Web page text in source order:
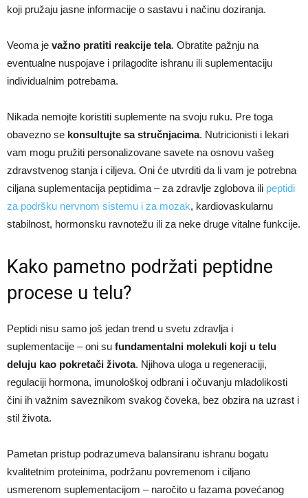
koji pružaju jasne informacije o sastavu i načinu doziranja.
Veoma je važno pratiti reakcije tela. Obratite pažnju na
eventualne nuspojave i prilagodite ishranu ili suplementaciju
individualnim potrebama.​
Nikada nemojte koristiti suplemente na svoju ruku. Pre toga
obavezno se konsultujte sa stručnjacima. Nutricionisti i lekari
vam mogu pružiti personalizovane savete na osnovu vašeg
zdravstvenog stanja i ciljeva. Oni će utvrditi da li vam je potrebna
ciljana suplementacija peptidima – za zdravlje zglobova ili peptidi
za podršku nervnom sistemu i za mozak, kardiovaskularnu
stabilnost, hormonsku ravnotežu ili za neke druge vitalne funkcije.
Kako pametno podržati peptidne
procese u telu?
Peptidi nisu samo još jedan trend u svetu zdravlja i
suplementacije – oni su fundamentalni molekuli koji u telu
deluju kao pokretači života. Njihova uloga u regeneraciji,
regulaciji hormona, imunološkoj odbrani i očuvanju mladolikosti
čini ih važnim saveznikom svakog čoveka, bez obzira na uzrast i
stil života.
Pametan pristup podrazumeva balansiranu ishranu bogatu
kvalitetnim proteinima, podržanu povremenom i ciljano
usmerenom suplementacijom – naročito u fazama povećanog